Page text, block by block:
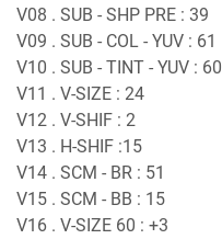
V08 . SUB - SHP PRE : 39
V09 . SUB - COL - YUV : 61
V10 . SUB - TINT - YUV : 60
V11 . V-SIZE : 24
V12 . V-SHIF : 2
V13 . H-SHIF :15
V14 . SCM - BR : 51
V15 . SCM - BB : 15
V16 . V-SIZE 60 : +3